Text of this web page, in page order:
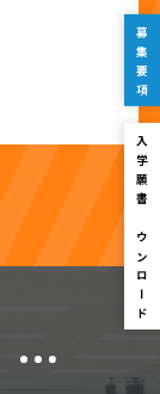
募集要項
入学願書ダウンロード